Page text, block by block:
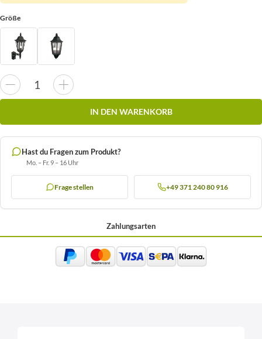
Größe
IN DEN WARENKORB
Hast du Fragen zum Produkt?
Mo. – Fr. 9 – 16 Uhr
Frage stellen +49 371 240 80 916
Zahlungsarten